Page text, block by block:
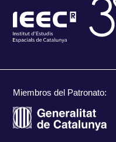
Miembros del Patronato: